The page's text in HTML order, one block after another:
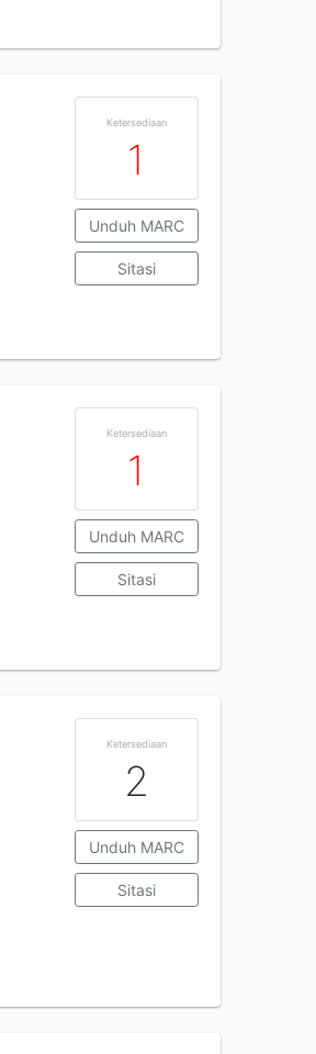
Ketersediaan
1
Unduh MARC
Sitasi
Ketersediaan
1
Unduh MARC
Sitasi
Ketersediaan
2
Unduh MARC
Sitasi